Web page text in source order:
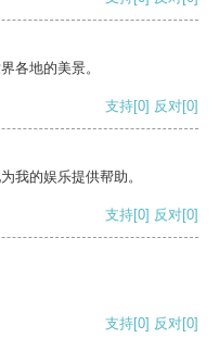
各地的美景。
支持[0] 反对[0]
我的娱乐提供帮助。
支持[0] 反对[0]
支持[0] 反对[0]